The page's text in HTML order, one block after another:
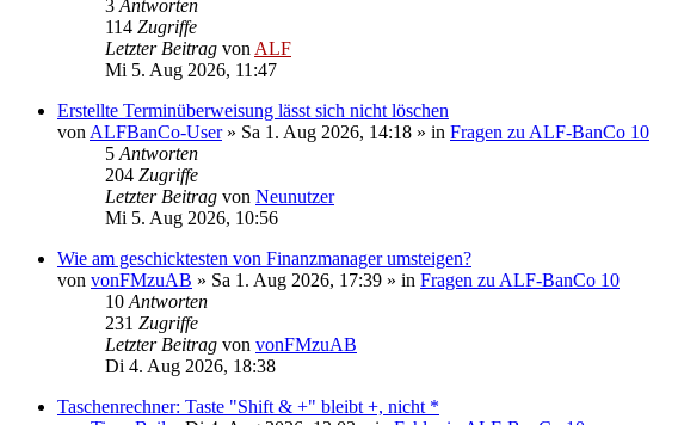
3 Antworten
114 Zugriffe
Letzter Beitrag von ALF
Mi 5. Aug 2026, 11:47
Erstellte Terminüberweisung lässt sich nicht löschen
von ALFBanCo-User» Sa 1. Aug 2026, 14:18 » in Fragen zu ALF-BanCo 10
5 Antworten
204 Zugriffe
Letzter Beitrag von Neunutzer
Mi 5. Aug 2026, 10:56
Wie am geschicktesten von Finanzmanager umsteigen?
von vonFMzuAB » Sa 1. Aug 2026, 17:39 » in Fragen zu ALF-BanCo 10
10 Antworten
231 Zugriffe
Letzter Beitrag von vonFMzuAB
Di 4. Aug 2026, 18:38
Taschenrechner: Taste "Shift & +" bleibt +, nicht *